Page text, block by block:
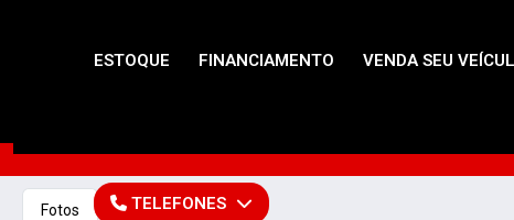
ESTOQUE FINANCIAMENTO VENDA SEU
TELEFONES
Fotos Vídeo